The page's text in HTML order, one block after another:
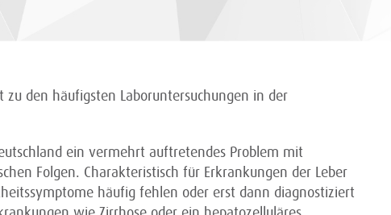
den häufigsten Laboruntersuchungen in der
ein vermehrt auftretendes Problem mit
Folgen. Charakteristisch für Erkrankungen der Leber
häufig fehlen oder erst dann diagnostiziert